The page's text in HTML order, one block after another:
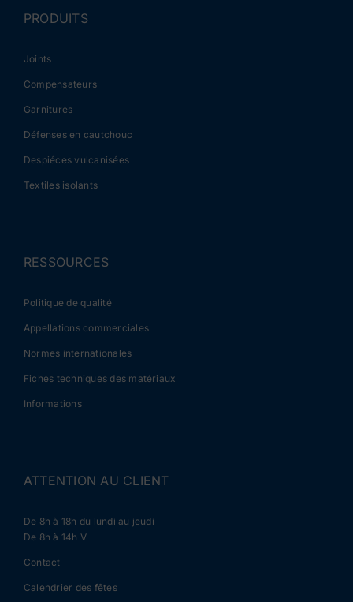
PRODUITS
Joints
Compensateurs
Garnitures
Défenses en cautchouc
Despiéces vulcanisées
Textiles isolants
RESSOURCES
Politique de qualité
Appellations commerciales
Normes internationales
Fiches techniques des matériaux
Informations
ATTENTION AU CLIENT
De 8h à 18h du lundi au jeudi
De 8h à 14h V
Contact
Calendrier des fêtes